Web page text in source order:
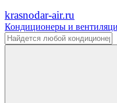
krasnodar-air.ru
Кондиционеры и